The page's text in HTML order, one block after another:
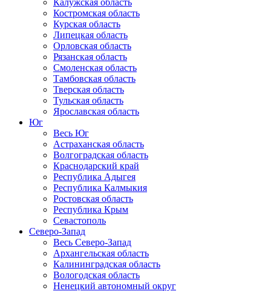
Калужская область
Костромская область
Курская область
Липецкая область
Орловская область
Рязанская область
Смоленская область
Тамбовская область
Тверская область
Тульская область
Ярославская область
Юг
Весь Юг
Астраханская область
Волгоградская область
Краснодарский край
Республика Адыгея
Республика Калмыкия
Ростовская область
Республика Крым
Севастополь
Северо-Запад
Весь Северо-Запад
Архангельская область
Калининградская область
Вологодская область
Ненецкий автономный округ